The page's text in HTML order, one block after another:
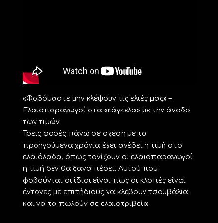
«Φοβόμαστε μην κλέψουν τις ελιές μας» –
Ελαιοπαραγωγοί στα «κάγκελα» με την άνοδο
των τιμών
Τρεις φορές πάνω σε σχέση με τα
προηγούμενα χρόνια έχει ανέβει η τιμή στο
ελαιόλαδα, όπως τονίζουν οι ελαιοπαραγωγοί
η τιμή δεν θα ξανα πέσει. Αυτού που
φοβούνται οι ίδιοι είναι πως οι κλοπές είναι
έντονες με επιτήδιους να κλέβουν τσουβάλια
και να τα πωλούν σε ελαιοτριβεία.